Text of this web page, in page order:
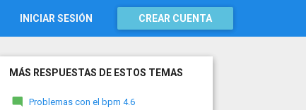
INICIAR SESIÓN CREAR CUENTA
MÁS RESPUESTAS DE ESTOS TEMAS
Problemas con el bpm 4.6